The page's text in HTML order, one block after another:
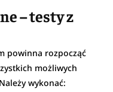
– testy z
powinna rozpocząć
możliwych
wykonać: